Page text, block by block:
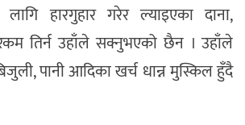
हारगुहार गरेर ल्याइएका दाना,
तिर्न उहाँले सक्नुभएको छैन । उहाँले
पानी आदिका खर्च धान्न मुस्किल हुँदै